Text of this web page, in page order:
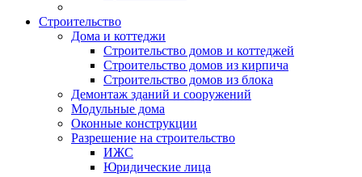
Строительство
Дома и коттеджи
Строительство домов и коттеджей
Строительство домов из кирпича
Строительство домов из блока
Демонтаж зданий и сооружений
Модульные дома
Оконные конструкции
Разрешение на строительство
ИЖС
Юридические лица